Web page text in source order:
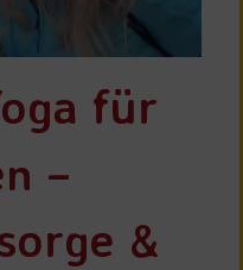
für
–
&